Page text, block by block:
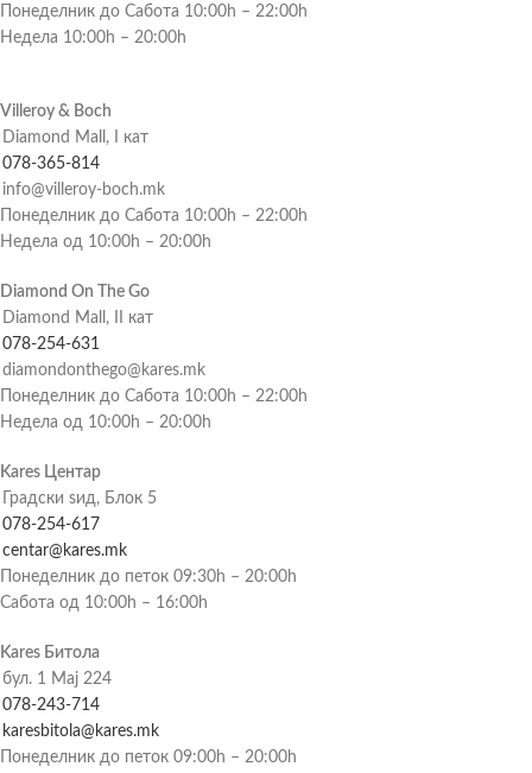
Понеделник до Сабота 10:00h – 22:00h
Недела 10:00h – 20:00h
Villeroy & Boch
Diamond Mall, I кат
078-365-814
info@villeroy-boch.mk
Понеделник до Сабота 10:00h – 22:00h
Недела од 10:00h – 20:00h
Diamond On The Go
Diamond Mall, II кат
078-254-631
diamondonthego@kares.mk
Понеделник до Сабота 10:00h – 22:00h
Недела од 10:00h – 20:00h
Kares Центар
Градски ѕид, Блок 5
078-254-617
centar@kares.mk
Понеделник до петок 09:30h – 20:00h
Сабота од 10:00h – 16:00h
Kares Битола
бул. 1 Мај 224
078-243-714
karesbitola@kares.mk
Понеделник до петок 09:00h – 20:00h